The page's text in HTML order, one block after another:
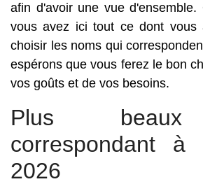
afin d'avoir une vue d'ensemble.
vous avez ici tout ce dont vous
choisir les noms qui
espérons que vous ferez le bon
vos goûts et de vos besoins.
Plus
correspondant à
2026